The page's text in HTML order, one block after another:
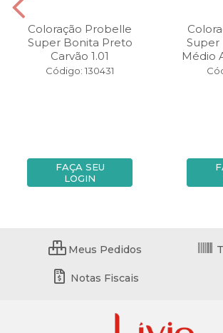
Coloração Probelle
Super Bonita Preto
Carvão 1.01
Código: 130431
FAÇA SEU
LOGIN
Super
Médio
Meus Pedidos
Notas Fiscais